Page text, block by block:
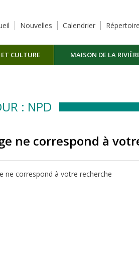
Nouvelles Calendrier Répertoire
CULTURE MAISON DE LA
: NPD
ne correspond à
ne correspond à votre recherche